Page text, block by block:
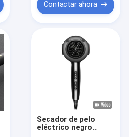
Contactar ahora
Secador de pelo
eléctrico negro